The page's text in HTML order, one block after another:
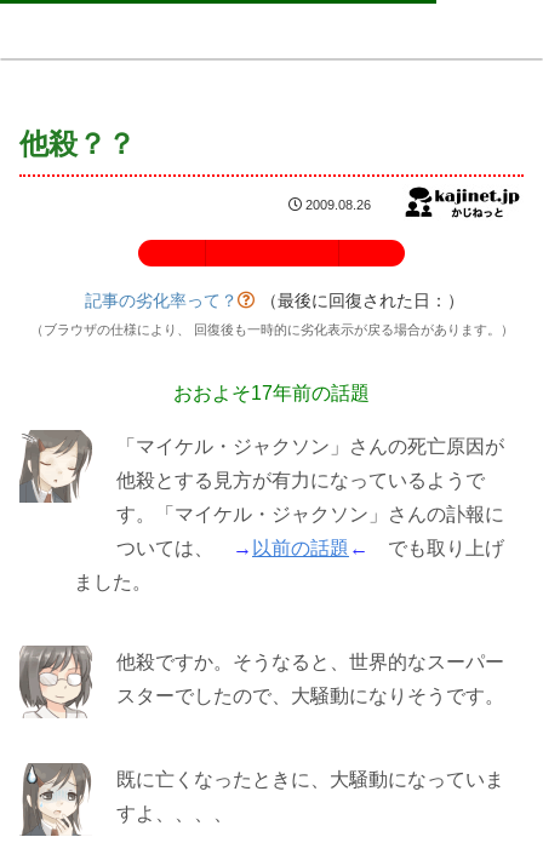
他殺？？
2009.08.26
記事の劣化率って？ （最後に回復された日： ）
（ブラウザの仕様により、 回復後も一時的に劣化表示が戻る場合があります。）
おおよそ17年前の話題
「マイケル・ジャクソン」さんの死亡原因が
他殺とする見方が有力になっているようで
す。「マイケル・ジャクソン」さんの訃報に
ついては、
→ 以前の話題 ←
でも取り上げ
ました。
他殺ですか。そうなると、世界的なスーパー
スターでしたので、大騒動になりそうです。
既に亡くなったときに、大騒動になっていま
すよ、、、、